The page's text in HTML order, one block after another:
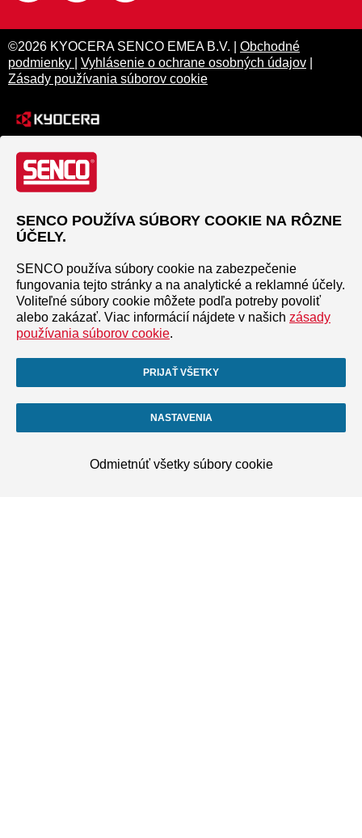
©2026 KYOCERA SENCO EMEA B.V. | Obchodné
podmienky
Vyhlásenie o ochrane osobných údajov
Zásady používania súborov cookie
SENCO POUŽÍVA SÚBORY COOKIE NA RÔZNE
ÚČELY.
SENCO používa súbory cookie na zabezpečenie
fungovania tejto stránky a na analytické a reklamné účely.
Voliteľné súbory cookie môžete podľa potreby povoliť
alebo zakázať. Viac informácií nájdete v našich zásady
používania súborov cookie.
PRIJAŤ VŠETKY
NASTAVENIA
Odmietnúť všetky súbory cookie